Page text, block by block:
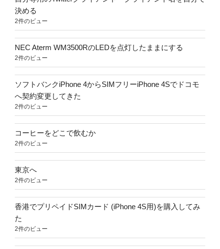
決める
2件のビュー
NEC Aterm WM3500RのLEDを点灯したままにする
2件のビュー
ソフトバンクiPhone 4からSIMフリーiPhone 4Sでドコモ
へ契約変更してきた
2件のビュー
コーヒーをどこで飲むか
2件のビュー
東京へ
2件のビュー
香港でプリペイドSIMカード (iPhone 4S用)を購入してみ
た
2件のビュー